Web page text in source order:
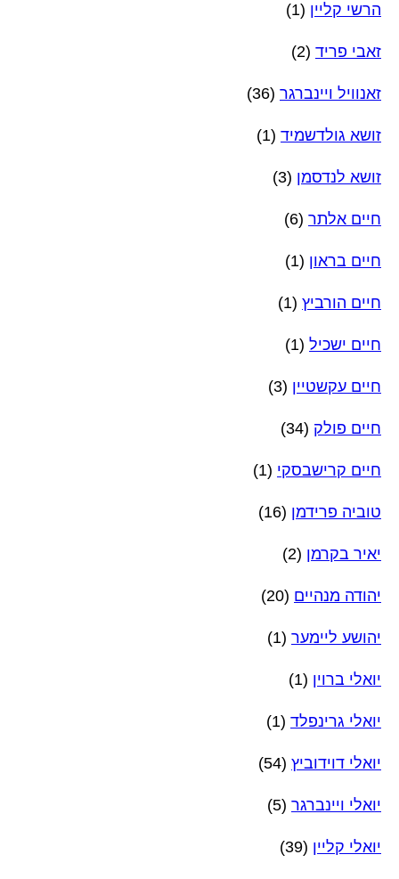
הרשי קליין (1)
זאבי פריד (2)
זאנוויל ויינברגר (36)
זושא גולדשמיד (1)
זושא לנדסמן (3)
חיים אלתר (6)
חיים בראון (1)
חיים הורביץ (1)
חיים ישכיל (1)
חיים עקשטיין (3)
חיים פולק (34)
חיים קרישבסקי (1)
טוביה פרידמן (16)
יאיר בקרמן (2)
יהודה מנהיים (20)
יהושע ליימער (1)
יואלי ברוין (1)
יואלי גרינפלד (1)
יואלי דוידוביץ (54)
יואלי ויינברגר (5)
יואלי קליין (39)